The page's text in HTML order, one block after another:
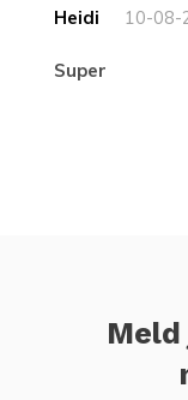
Heidi 10-08-
Super
Meld